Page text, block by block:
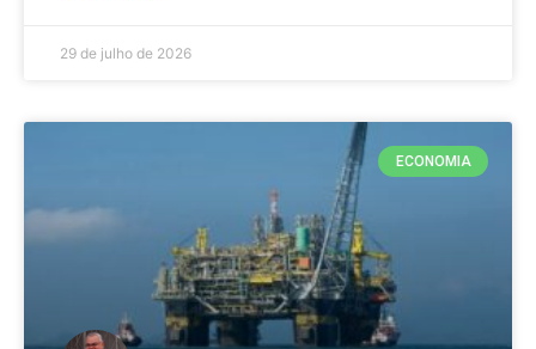
29 de julho de 2026
ECONOMIA